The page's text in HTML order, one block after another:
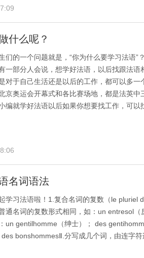
什么呢？
们的一个问题就是，“你为什么要学习法语
一部分人会说，想学好法语，以后找跟法
对于自己生活还是以后的工作，都可以多一
京奥运会开幕式和各比赛场地，都是法英
编就学好法语以后如果你想要找工作，可
名词语法
学习法语啦！1.复合名词的复数（le pluriel
通名词的复数形式相同，如：un entresol
un gentilhomme（绅士）； des
bonshommesⅡ.分写成几个词，由连字符